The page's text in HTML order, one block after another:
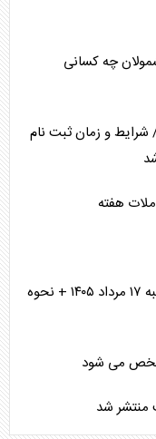
چه کسانی
پیش فروش سایپا مرداد ۱۴۰۵ / شرایط و زمان ثبت نام
جدول قطعی برق استان کرمانشاه فردا شنبه ۱۷ مرداد ۱۴۰۵ + نحوه
می شود
شد